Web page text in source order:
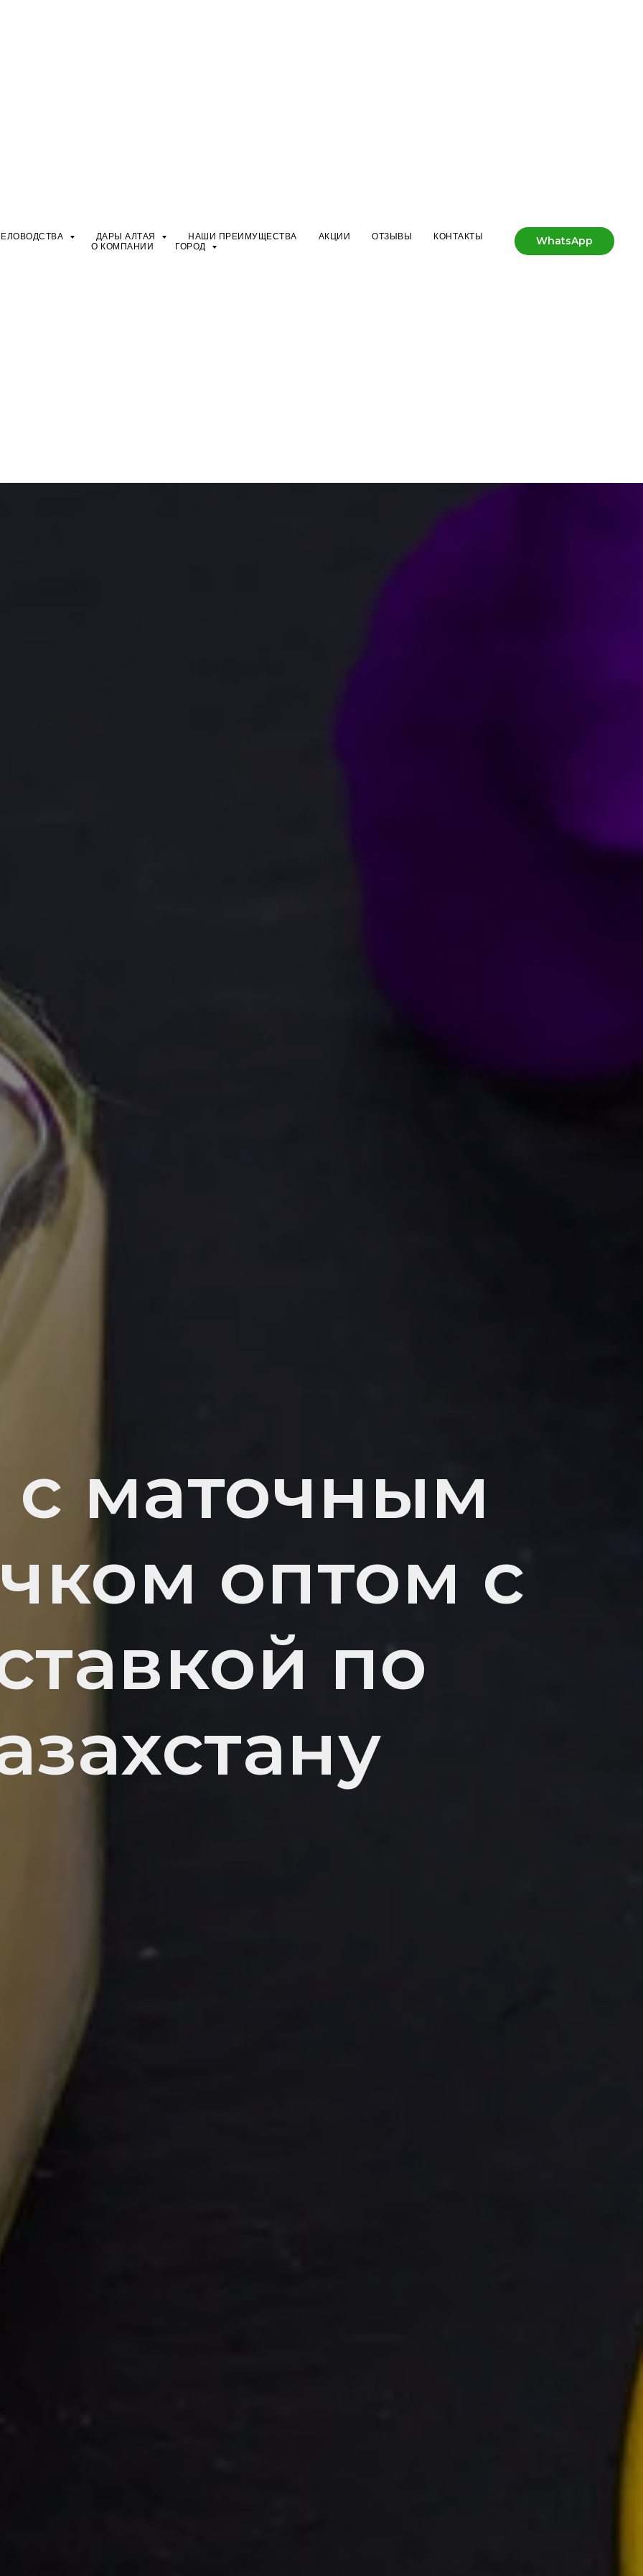
ДАРЫ АЛТАЯ НАШИ ПРЕИМУЩЕСТВА АКЦИИ ОТЗЫВЫ
КОНТАКТЫ
О КОМПАНИИ
ГОРОД WhatsApp
маточным
оптом с
по